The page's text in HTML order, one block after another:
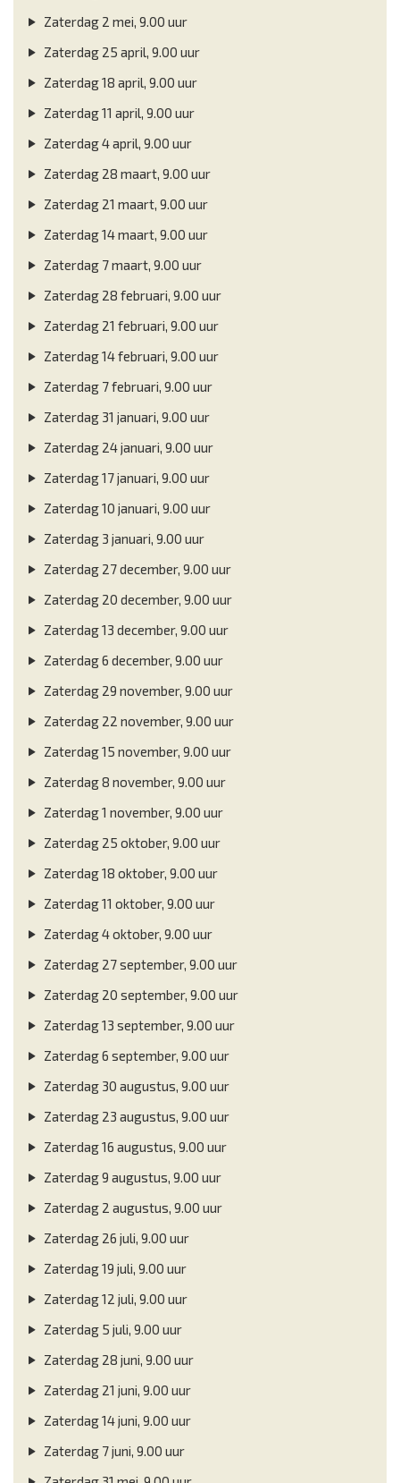
Zaterdag 2 mei, 9.00 uur
Zaterdag 25 april, 9.00 uur
Zaterdag 18 april, 9.00 uur
Zaterdag 11 april, 9.00 uur
Zaterdag 4 april, 9.00 uur
Zaterdag 28 maart, 9.00 uur
Zaterdag 21 maart, 9.00 uur
Zaterdag 14 maart, 9.00 uur
Zaterdag 7 maart, 9.00 uur
Zaterdag 28 februari, 9.00 uur
Zaterdag 21 februari, 9.00 uur
Zaterdag 14 februari, 9.00 uur
Zaterdag 7 februari, 9.00 uur
Zaterdag 31 januari, 9.00 uur
Zaterdag 24 januari, 9.00 uur
Zaterdag 17 januari, 9.00 uur
Zaterdag 10 januari, 9.00 uur
Zaterdag 3 januari, 9.00 uur
Zaterdag 27 december, 9.00 uur
Zaterdag 20 december, 9.00 uur
Zaterdag 13 december, 9.00 uur
Zaterdag 6 december, 9.00 uur
Zaterdag 29 november, 9.00 uur
Zaterdag 22 november, 9.00 uur
Zaterdag 15 november, 9.00 uur
Zaterdag 8 november, 9.00 uur
Zaterdag 1 november, 9.00 uur
Zaterdag 25 oktober, 9.00 uur
Zaterdag 18 oktober, 9.00 uur
Zaterdag 11 oktober, 9.00 uur
Zaterdag 4 oktober, 9.00 uur
Zaterdag 27 september, 9.00 uur
Zaterdag 20 september, 9.00 uur
Zaterdag 13 september, 9.00 uur
Zaterdag 6 september, 9.00 uur
Zaterdag 30 augustus, 9.00 uur
Zaterdag 23 augustus, 9.00 uur
Zaterdag 16 augustus, 9.00 uur
Zaterdag 9 augustus, 9.00 uur
Zaterdag 2 augustus, 9.00 uur
Zaterdag 26 juli, 9.00 uur
Zaterdag 19 juli, 9.00 uur
Zaterdag 12 juli, 9.00 uur
Zaterdag 5 juli, 9.00 uur
Zaterdag 28 juni, 9.00 uur
Zaterdag 21 juni, 9.00 uur
Zaterdag 14 juni, 9.00 uur
Zaterdag 7 juni, 9.00 uur